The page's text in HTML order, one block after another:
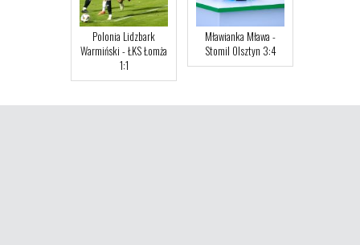
Polonia Lidzbark
Warmiński - ŁKS Łomża
1:1
Mławianka Mława -
Stomil Olsztyn 3:4